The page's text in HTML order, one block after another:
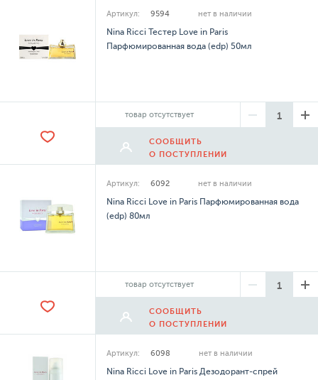
Артикул: 9594 нет в наличии
Nina Ricci Тестер Love in Paris
Парфюмированная вода (edp) 50мл
товар отсутствует
СООБЩИТЬ
О ПОСТУПЛЕНИИ
Артикул: 6092 нет в наличии
Nina Ricci Love in Paris Парфюмированная вода
(edp) 80мл
товар отсутствует
СООБЩИТЬ
О ПОСТУПЛЕНИИ
Артикул: 6098 нет в наличии
Nina Ricci Love in Paris Дезодорант-спрей